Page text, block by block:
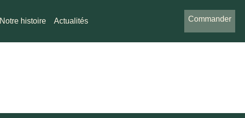
Notre histoire Actualités Commander